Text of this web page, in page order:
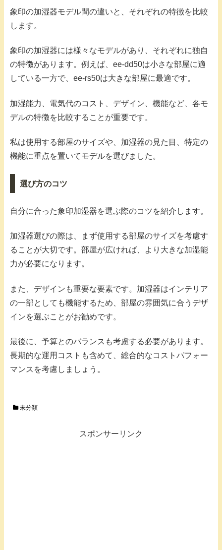
象印の加湿器モデル間の違いと、それぞれの特徴を比較
します。
象印の加湿器には様々なモデルがあり、それぞれに独自
の特徴があります。例えば、ee-dd50は小さな部屋に適
している一方で、ee-rs50は大きな部屋に最適です。
加湿能力、電気代のコスト、デザイン、機能など、各モ
デルの特徴を比較することが重要です。
私は使用する部屋のサイズや、加湿器の見た目、特定の
機能に重点を置いてモデルを選びました。
選び方のコツ
自分に合った象印加湿器を選ぶ際のコツを紹介します。
加湿器選びの際は、まず使用する部屋のサイズを考慮す
ることが大切です。部屋が広ければ、より大きな加湿能
力が必要になります。
また、デザインも重要な要素です。加湿器はインテリア
の一部としても機能するため、部屋の雰囲気に合うデザ
インを選ぶことがお勧めです。
最後に、予算とのバランスも考慮する必要があります。
長期的な運用コストも含めて、総合的なコストパフォー
マンスを考慮しましょう。
未分類
スポンサーリンク